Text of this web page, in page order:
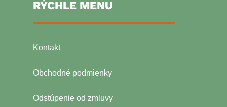
RÝCHLE MENU
Kontakt
Obchodné podmienky
Odstúpenie od zmluvy